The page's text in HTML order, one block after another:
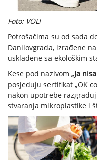
Foto: VOLI
Potrošačima su od sada
Danilovgrada, izrađene
usklađene sa ekološkim
Kese pod nazivom „Ja
posjeduju sertifikat „OK
nakon upotrebe
stvaranja mikroplastike i